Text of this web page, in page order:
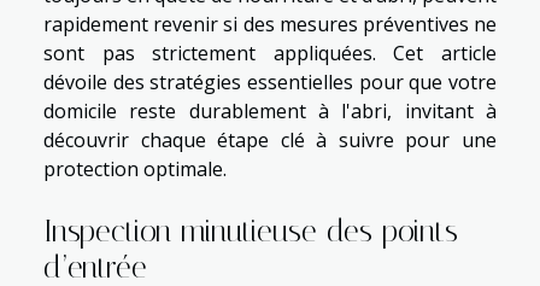
rapidement revenir si des mesures préventives ne
sont pas strictement appliquées. Cet article
dévoile des stratégies essentielles pour que votre
domicile reste durablement à l'abri, invitant à
découvrir chaque étape clé à suivre pour une
protection optimale.
Inspection minutieuse des points
d’entrée